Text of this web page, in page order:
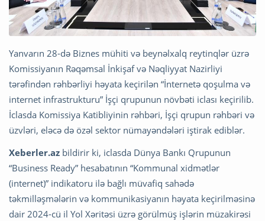
Yanvarın 28-də Biznes mühiti və beynəlxalq reytinqlər üzrə
Komissiyanın Rəqəmsal İnkişaf və Nəqliyyat Nazirliyi
tərəfindən rəhbərliyi həyata keçirilən “İnternetə qoşulma və
internet infrastrukturu” İşçi qrupunun növbəti iclası keçirilib.
İclasda Komissiya Katibliyinin rəhbəri, İşçi qrupun rəhbəri və
üzvləri, eləcə də özəl sektor nümayəndələri iştirak ediblər.
Xeberler.az bildirir ki, iclasda Dünya Bankı Qrupunun
“Business Ready” hesabatının “Kommunal xidmətlər
(internet)” indikatoru ilə bağlı müvafiq sahədə
təkmilləşmələrin və kommunikasiyanın həyata keçirilməsinə
dair 2024-cü il Yol Xəritəsi üzrə görülmüş işlərin müzakirəsi